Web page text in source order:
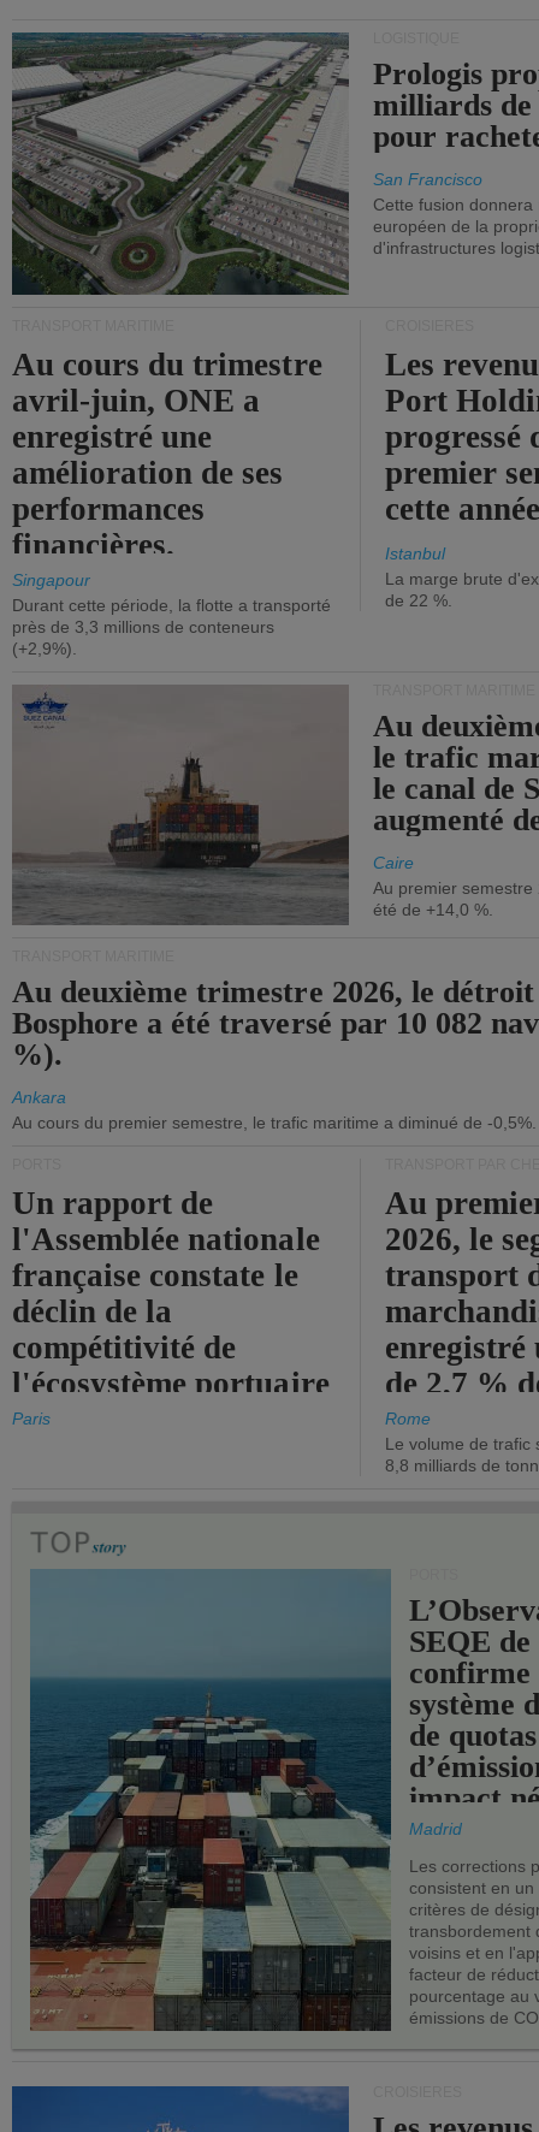
Prologis
milliards
pour
San Francisco
Cette fusion
européen de la
d'infrastructures
Au cours du trimestre
avril-juin, ONE a
enregistré une
amélioration de ses
performances
financières.
Singapour
Durant cette période, la flotte a transporté
près de 3,3 millions de conteneurs
(+2,9%).
Les
Port
progressé
premier
cette
Istanbul
La marge brute
de 22 %.
Au
le trafic
le canal de
augmenté
Caire
Au premier
été de +14,0 %.
Au deuxième trimestre 2026, le
Bosphore a été traversé par 10 082
%).
Ankara
Au cours du premier semestre, le trafic maritime a diminué de -0,5%.
Un rapport de
l'Assemblée nationale
française constate le
déclin de la
compétitivité de
l'écosystème portuaire
de l'État.
Paris
Au
2026, le
transport
enregistré
de 2,7 %
chiffre
Rome
Le volume de trafic
8,8 milliards de
SEQE de
confirme
système
de quotas
impact
les ports
Madrid
Les corrections
consistent en
critères de
transbordement
voisins et en
facteur de
pourcentage au
émissions de